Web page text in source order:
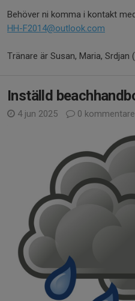
Behöver ni komma i kontakt
HH-F2014@outlook.com
Tränare är Susan, Maria, Srdjan
Inställd
4 jun 2025 0